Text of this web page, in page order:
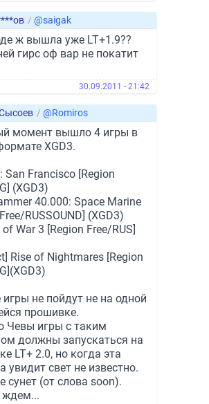
/ @saigak
ж вышла уже LT+1.9??
гирс оф вар не покатит
30.09.2011 - 21:42
/ @Romiros
момент вышло 4 игры в
XGD3.
San Francisco [Region
(XGD3)
40.000: Space Marine
RUSSOUND] (XGD3)
of War 3 [Region Free/RUS]
Rise of Nightmares [Region
не пойдут не на одной
прошивке.
Чевы игры с таким
должны запускаться на
LT+ 2.0, но когда эта
увидит свет не известно.
сунет (от слова soon).
ждем...